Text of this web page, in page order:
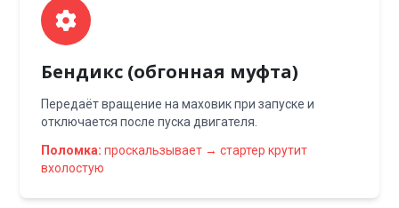
Бендикс (обгонная муфта)
Передаёт вращение на маховик при запуске и
отключается после пуска двигателя.
Поломка: проскальзывает → стартер крутит
вхолостую